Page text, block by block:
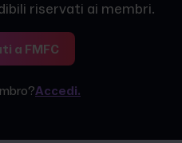
riservati ai membri.
a FMFC
Accedi.